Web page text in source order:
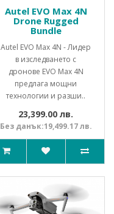
Autel EVO Max 4N
Drone Rugged
Bundle
Autel EVO Max 4N - Лидер
в изследването с
дронове EVO Max 4N
предлага мощни
технологии и разши..
23,399.00 лв.
Без данък:19,499.17 лв.